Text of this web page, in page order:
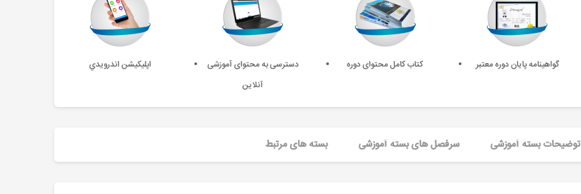
گواهینامه پایان دوره معتبر کتاب کامل محتوای دوره
دسترسی به محتوای آموزشی
آنلاین
اپليکيشن اندرويدي
توضیحات بسته آموزشی سرفصل های بسته آموزشی بسته های مرتبط